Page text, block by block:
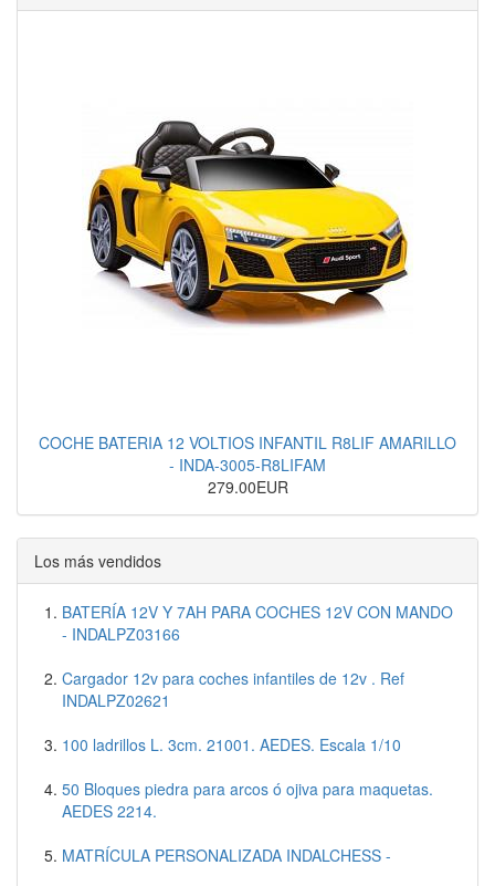
COCHE BATERIA 12 VOLTIOS INFANTIL R8LIF AMARILLO
- INDA-3005-R8LIFAM
279.00EUR
Los más vendidos
BATERÍA 12V Y 7AH PARA COCHES 12V CON MANDO
- INDALPZ03166
Cargador 12v para coches infantiles de 12v . Ref
INDALPZ02621
100 ladrillos L. 3cm. 21001. AEDES. Escala 1/10
50 Bloques piedra para arcos ó ojiva para maquetas.
AEDES 2214.
MATRÍCULA PERSONALIZADA INDALCHESS -